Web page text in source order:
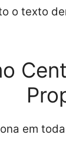
o texto
em